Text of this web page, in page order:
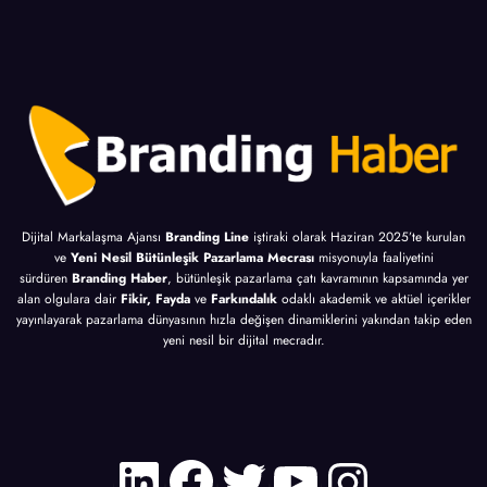
Dijital Markalaşma Ajansı Branding Line iştiraki olarak Haziran 2025’te kurulan
ve Yeni Nesil Bütünleşik Pazarlama Mecrası misyonuyla faaliyetini
sürdüren Branding Haber, bütünleşik pazarlama çatı kavramının kapsamında yer
alan olgulara dair Fikir, Fayda ve Farkındalık odaklı akademik ve aktüel içerikler
yayınlayarak pazarlama dünyasının hızla değişen dinamiklerini yakından takip eden
yeni nesil bir dijital mecradır.